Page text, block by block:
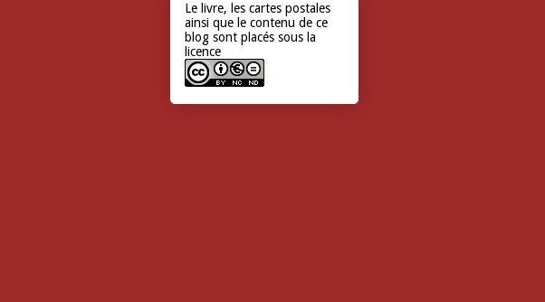
Le livre, les cartes postales
ainsi que le contenu de ce
blog sont placés sous la
licence